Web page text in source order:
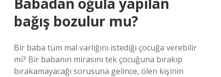
bağış bozulur mu?
Bir baba tüm mal varlığını istediği çocuğa verebilir
mi? Bir babanın mirasını tek çocuğuna bırakıp
bırakamayacağı sorusuna gelince, ölen kişinin